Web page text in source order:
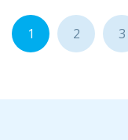
1 2 3